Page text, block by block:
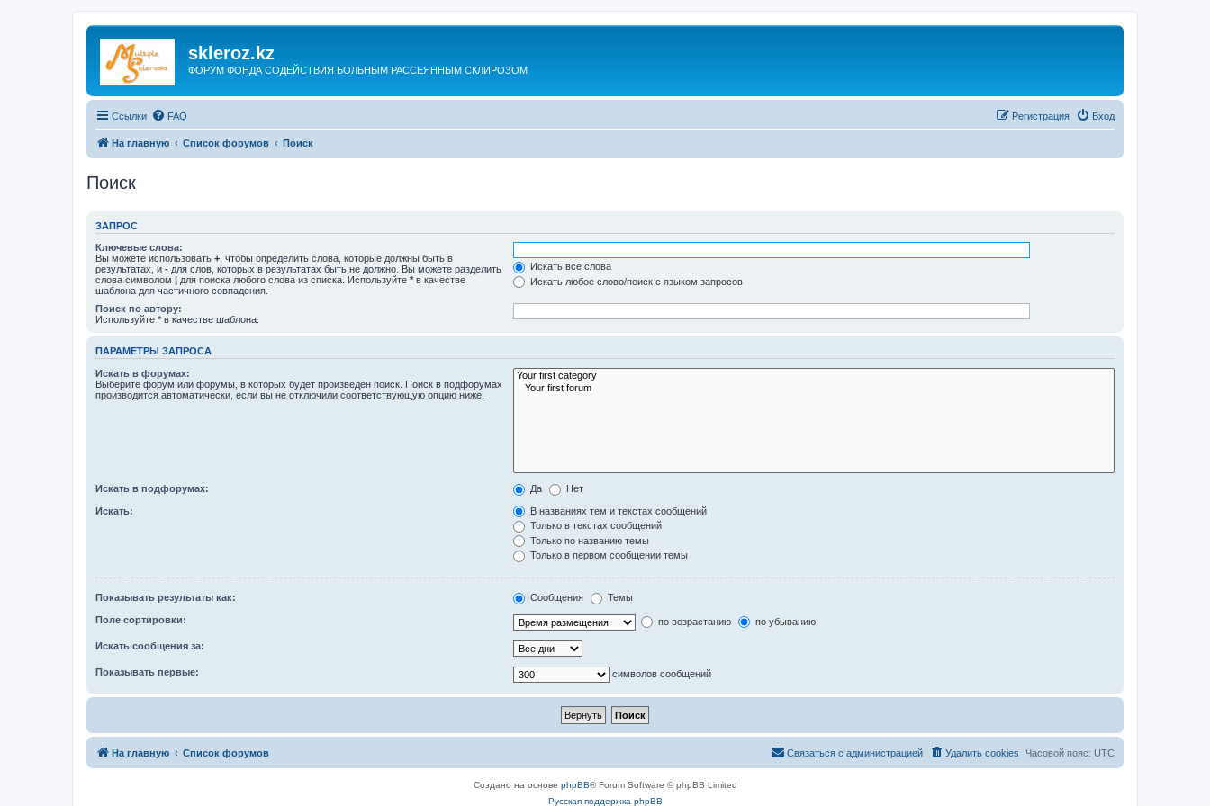
skleroz.kz
ФОРУМ ФОНДА СОДЕЙСТВИЯ БОЛЬНЫМ РАССЕЯННЫМ СКЛИРОЗОМ
Ссылки FAQ Вход
Регистрация
На главную Список форумов Поиск
Поиск
ЗАПРОС
Ключевые слова:
Вы можете использовать + , чтобы определить слова, которые должны быть в
результатах, и - для слов, которых в результатах быть не должно. Вы можете разделить
слова символом | для поиска любого слова из списка. Используйте * в качестве
шаблона для частичного совпадения.
Искать все слова
Искать любое слово/поиск с языком запросов
Поиск по автору:
Используйте * в качестве шаблона.
ПАРАМЕТРЫ ЗАПРОСА
Искать в форумах:
Выберите форум или форумы, в которых будет произведён поиск. Поиск в подфорумах
производится автоматически, если вы не отключили соответствующую опцию ниже.
Искать в подфорумах: Да Нет
Искать:
В названиях тем и текстах сообщений
Только в текстах сообщений
Только по названию темы
Только в первом сообщении темы
Показывать результаты как: Сообщения Темы
Поле сортировки: по возрастанию по убыванию
Искать сообщения за:
Показывать первые: символов сообщений
На главную Список форумов Часовой пояс: UTC
Удалить cookies
Связаться с администрацией
Создано на основе phpBB® Forum Software © phpBB Limited
Русская поддержка phpBB